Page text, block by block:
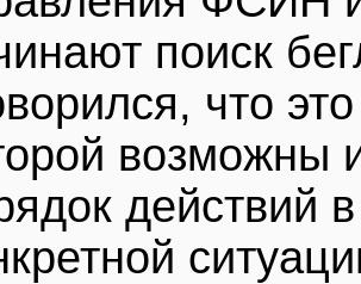
поиск
что
возможны
действий